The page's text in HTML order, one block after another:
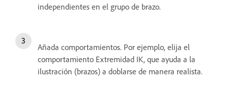
independientes en el grupo de brazo.
Añada comportamientos. Por ejemplo, elija el
comportamiento Extremidad IK, que ayuda a la
ilustración (brazos) a doblarse de manera realista.